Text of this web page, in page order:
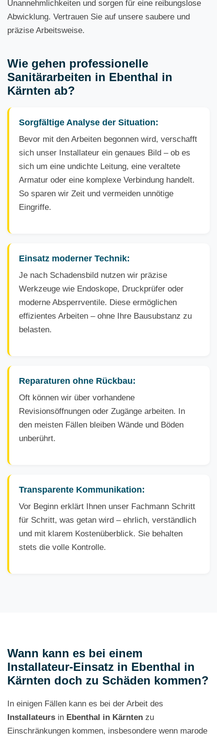
Unannehmlichkeiten und sorgen für eine reibungslose
Abwicklung. Vertrauen Sie auf unsere saubere und
präzise Arbeitsweise.
Wie gehen professionelle
Sanitärarbeiten in Ebenthal in
Kärnten ab?
Sorgfältige Analyse der Situation:
Bevor mit den Arbeiten begonnen wird, verschafft
sich unser Installateur ein genaues Bild – ob es
sich um eine undichte Leitung, eine veraltete
Armatur oder eine komplexe Verbindung handelt.
So sparen wir Zeit und vermeiden unnötige
Eingriffe.
Einsatz moderner Technik:
Je nach Schadensbild nutzen wir präzise
Werkzeuge wie Endoskope, Druckprüfer oder
moderne Absperrventile. Diese ermöglichen
effizientes Arbeiten – ohne Ihre Bausubstanz zu
belasten.
Reparaturen ohne Rückbau:
Oft können wir über vorhandene
Revisionsöffnungen oder Zugänge arbeiten. In
den meisten Fällen bleiben Wände und Böden
unberührt.
Transparente Kommunikation:
Vor Beginn erklärt Ihnen unser Fachmann Schritt
für Schritt, was getan wird – ehrlich, verständlich
und mit klarem Kostenüberblick. Sie behalten
stets die volle Kontrolle.
Wann kann es bei einem
Installateur-Einsatz in Ebenthal in
Kärnten doch zu Schäden kommen?
In einigen Fällen kann es bei der Arbeit des
Installateurs in Ebenthal in Kärnten zu
Einschränkungen kommen, insbesondere wenn marode